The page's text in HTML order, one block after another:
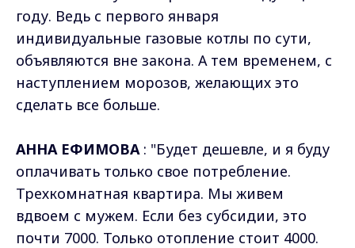
году. Ведь с первого января
индивидуальные газовые котлы по сути,
объявляются вне закона. А тем временем, с
наступлением морозов, желающих это
сделать все больше.
АННА ЕФИМОВА : "Будет дешевле, и я буду
оплачивать только свое потребление.
Трехкомнатная квартира. Мы живем
вдвоем с мужем. Если без субсидии, это
почти 7000. Только отопление стоит 4000.